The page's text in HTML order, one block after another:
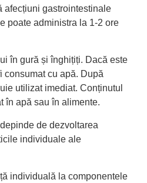
afecțiuni gastrointestinale
poate administra la 1-2 ore
în gură și înghițiți. Dacă este
consumat cu apă. După
utilizat imediat. Conținutul
în apă sau în alimente.
de dezvoltarea
individuale ale
individuală la componentele